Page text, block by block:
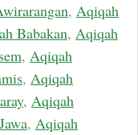
, Aqiqah
Babakan, Aqiqah
, Aqiqah
, Aqiqah
, Aqiqah
, Aqiqah